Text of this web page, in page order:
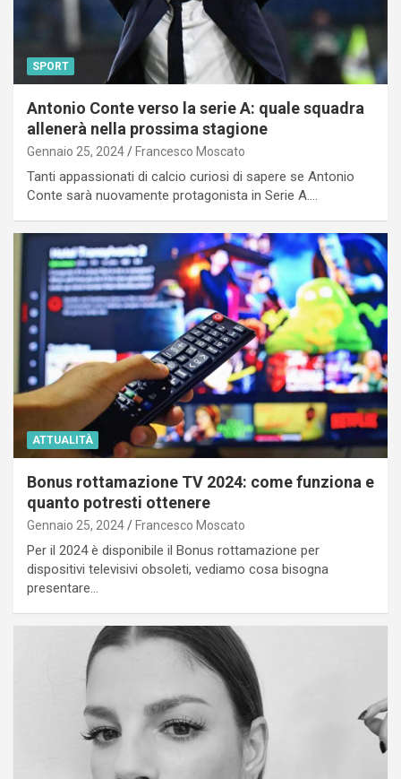
SPORT
Antonio Conte verso la serie A: quale squadra
allenerà nella prossima stagione
Gennaio 25, 2024 Francesco Moscato
Tanti appassionati di calcio curiosi di sapere se Antonio
Conte sarà nuovamente protagonista in Serie A.…
ATTUALITÀ
Bonus rottamazione TV 2024: come funziona e
quanto potresti ottenere
Gennaio 25, 2024 Francesco Moscato
Per il 2024 è disponibile il Bonus rottamazione per
dispositivi televisivi obsoleti, vediamo cosa bisogna
presentare…